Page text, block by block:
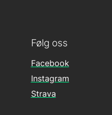
Følg oss
Facebook
Instagram
Strava